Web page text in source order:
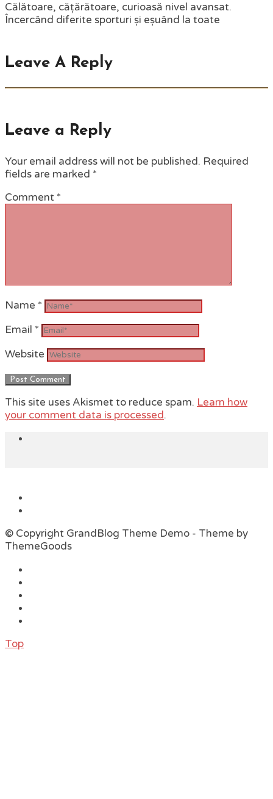
Călătoare, cățărătoare, curioasă nivel avansat.
Încercând diferite sporturi și eșuând la toate
Leave A Reply
Leave a Reply
Your email address will not be published. Required
fields are marked *
Comment *
Name *
Email *
Website
This site uses Akismet to reduce spam. Learn how
your comment data is processed.
© Copyright GrandBlog Theme Demo - Theme by
ThemeGoods
Top